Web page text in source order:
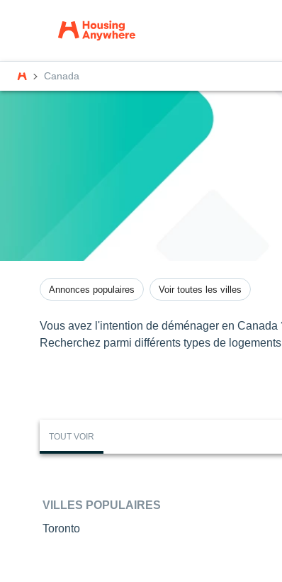
Canada
Annonces populaires Voir toutes les villes
Vous avez l'intention de déménager en
Recherchez parmi différents types de
TOUT VOIR
VILLES POPULAIRES
Toronto